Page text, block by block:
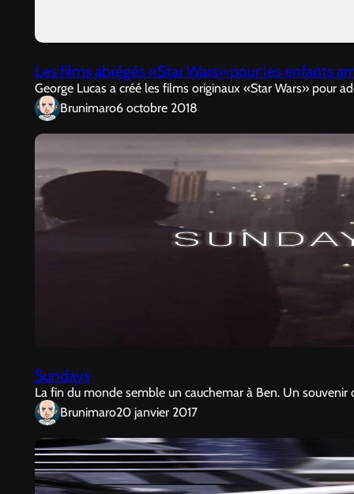
Les films abrégés «Star Wars» pour les enfants
George Lucas a créé les films originaux «Star Wars» pour
Brunimaro6 octobre 2018
Sundays
La fin du monde semble un cauchemar à Ben. Un souvenir
Brunimaro20 janvier 2017